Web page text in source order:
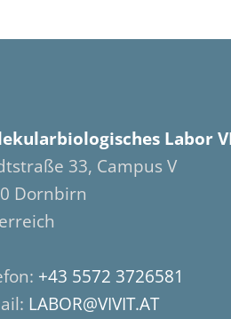
Labor
33, Campus V
Dornbirn
+43 5572 3726581
LABOR@VIVIT.AT